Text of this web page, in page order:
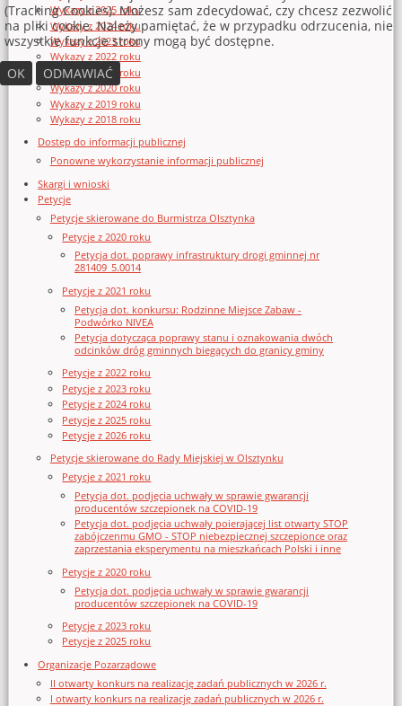
Wykazy z 2025 roku
Wykazy z 2024 roku
Wykazy z 2023 roku
Wykazy z 2022 roku
Wykazy z 2021 roku
Wykazy z 2020 roku
Wykazy z 2019 roku
Wykazy z 2018 roku
Dostęp do informacji publicznej
Ponowne wykorzystanie informacji publicznej
Skargi i wnioski
Petycje
Petycje skierowane do Burmistrza Olsztynka
Petycje z 2020 roku
Petycja dot. poprawy infrastruktury drogi gminnej nr
281409_5.0014
Petycje z 2021 roku
Petycja dot. konkursu: Rodzinne Miejsce Zabaw -
Podwórko NIVEA
Petycja dotycząca poprawy stanu i oznakowania dwóch
odcinków dróg gminnych biegących do granicy gminy
Petycje z 2022 roku
Petycje z 2023 roku
Petycje z 2024 roku
Petycje z 2025 roku
Petycje z 2026 roku
Petycje skierowane do Rady Miejskiej w Olsztynku
Petycje z 2021 roku
Petycja dot. podjęcia uchwały w sprawie gwarancji
producentów szczepionek na COVID-19
Petycja dot. podjęcia uchwały poierającej list otwarty STOP
zabójczenmu GMO - STOP niebezpiecznej szczepionce oraz
zaprzestania eksperymentu na mieszkańcach Polski i inne
Petycje z 2020 roku
Petycja dot. podjęcia uchwały w sprawie gwarancji
producentów szczepionek na COVID-19
Petycje z 2023 roku
Petycje z 2025 roku
Organizacje Pozarządowe
II otwarty konkurs na realizację zadań publicznych w 2026 r.
I otwarty konkurs na realizację zadań publicznych w 2026 r.
(Tracking Cookies). Możesz sam zdecydować, czy chcesz zezwolić
na pliki cookie. Należy pamiętać, że w przypadku odrzucenia, nie
wszystkie funkcje strony mogą być dostępne.
OK
ODMAWIAĆ